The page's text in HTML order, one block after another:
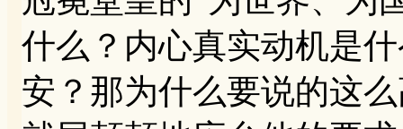
什么？内心真实动机是
安？那为什么要说的这